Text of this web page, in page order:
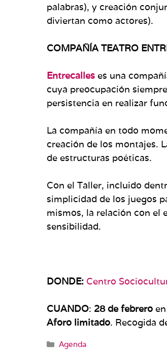
palabras), y creación
diviertan como actores).
COMPAÑÍA TEATRO
Entrecalles es una
cuya preocupación
persistencia en realizar
La compañía en todo
creación de los montajes.
de estructuras poéticas.
Con el Taller, incluido
simplicidad de los juegos
mismos, la relación con el
sensibilidad.
DONDE: Centro
CUANDO: 28 de febrero en
Aforo limitado. Recogida
Categorías
Agenda